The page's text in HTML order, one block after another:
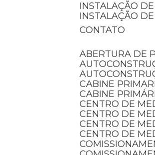
INSTALAÇÃO
INSTALAÇÃO
CONTATO
ABERTURA DE
CABINE
CABINE
CENTRO DE
CENTRO DE
CENTRO DE
CENTRO DE